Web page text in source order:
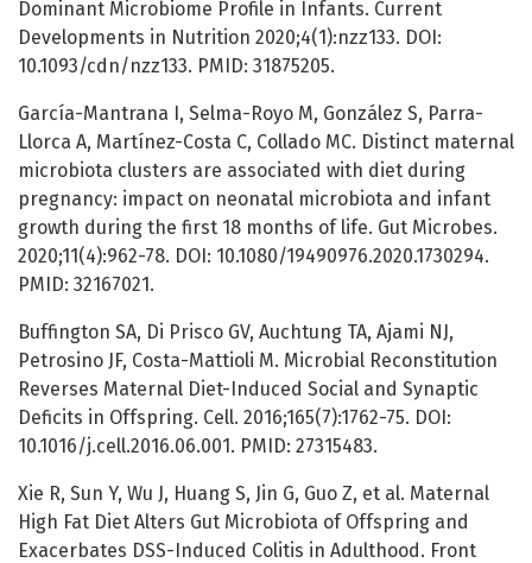
Dominant Microbiome Profile in Infants. Current
Developments in Nutrition 2020;4(1):nzz133. DOI:
10.1093/cdn/nzz133. PMID: 31875205.
García-Mantrana I, Selma-Royo M, González S, Parra-
Llorca A, Martínez-Costa C, Collado MC. Distinct maternal
microbiota clusters are associated with diet during
pregnancy: impact on neonatal microbiota and infant
growth during the first 18 months of life. Gut Microbes.
2020;11(4):962-78. DOI: 10.1080/19490976.2020.1730294.
PMID: 32167021.
Buffington SA, Di Prisco GV, Auchtung TA, Ajami NJ,
Petrosino JF, Costa-Mattioli M. Microbial Reconstitution
Reverses Maternal Diet-Induced Social and Synaptic
Deficits in Offspring. Cell. 2016;165(7):1762-75. DOI:
10.1016/j.cell.2016.06.001. PMID: 27315483.
Xie R, Sun Y, Wu J, Huang S, Jin G, Guo Z, et al. Maternal
High Fat Diet Alters Gut Microbiota of Offspring and
Exacerbates DSS-Induced Colitis in Adulthood. Front